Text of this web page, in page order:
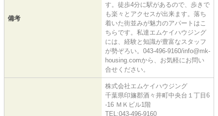
備考
す。徒歩4分に駅があるので、歩きで
も楽々とアクセスが出来ます。落ち
着いた街並みが魅力のアパートはこ
ちらです。私達エムケイハウジング
には、経験と知識が豊富なスタッフ
が勢ぞろい。043-496-9160/info@mk-
housing.comから、お気軽にお問い
合せください。
株式会社エムケイハウジング
千葉県印旛郡酒々井町中央台１丁目6
-16 ＭＫビル1階
TEL:043-496-9160